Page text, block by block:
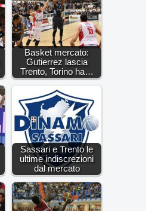
Basket mercato:
Gutierrez lascia
Trento, Torino ha…
Sassari e Trento le
ultime indiscrezioni
dal mercato